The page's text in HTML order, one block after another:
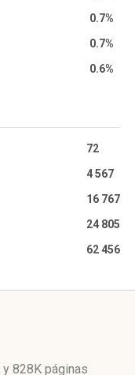
0.7%
0.7%
0.6%
72
4 567
16 767
24 805
62 456
y 828K páginas